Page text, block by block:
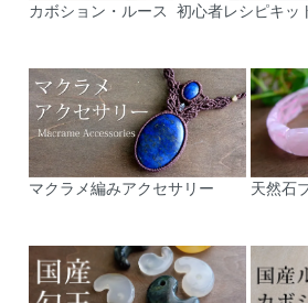
カボション・ルース 初心者レシピキッ
マクラメ編みアクセサリー 天然石